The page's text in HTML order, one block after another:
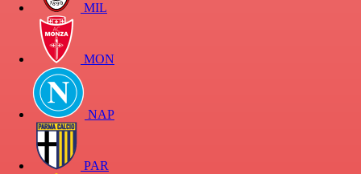
MIL
MON
NAP
PAR